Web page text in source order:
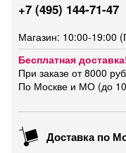
+7 (495) 144-71-47
Магазин: 10:00-19:00
Бесплатная
При заказе от 8000
По Москве и МО (до
Доставка по